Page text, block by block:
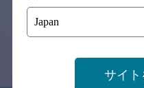
念のためお店にご確認の上ご
サイト